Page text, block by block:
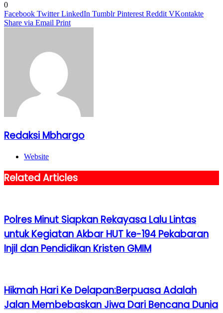
0
Facebook Twitter LinkedIn Tumblr Pinterest Reddit VKontakte
Share via Email Print
Redaksi Mbhargo
Website
Related Articles
Polres Minut Siapkan Rekayasa Lalu Lintas
untuk Kegiatan Akbar HUT ke-194 Pekabaran
Injil dan Pendidikan Kristen GMIM
Hikmah Hari Ke Delapan:Berpuasa Adalah
Jalan Membebaskan Jiwa Dari Bencana Dunia